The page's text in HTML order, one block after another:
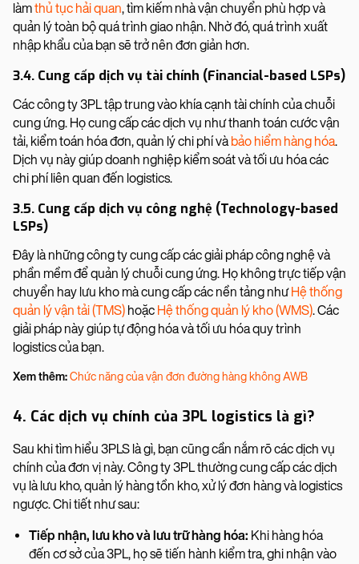
làmthủ tục hải quan, tìm kiếm nhà vận chuyển phù hợp và
quản lý toàn bộ quá trình giao nhận. Nhờ đó, quá trình xuất
nhập khẩu của bạn sẽ trở nên đơn giản hơn.
3.4. Cung cấp dịch vụ tài chính (Financial-based LSPs)
Các công ty 3PL tập trung vào khía cạnh tài chính của chuỗi
cung ứng. Họ cung cấp các dịch vụ như thanh toán cước vận
tải, kiểm toán hóa đơn, quản lý chi phí và bảo hiểm hàng hóa.
Dịch vụ này giúp doanh nghiệp kiểm soát và tối ưu hóa các
chi phí liên quan đến logistics.
3.5. Cung cấp dịch vụ công nghệ (Technology-based
LSPs)
Đây là những công ty cung cấp các giải pháp công nghệ và
phần mềm để quản lý chuỗi cung ứng. Họ không trực tiếp vận
chuyển hay lưu kho mà cung cấp các nền tảng như Hệ thống
quản lý vận tải (TMS) hoặc Hệ thống quản lý kho (WMS). Các
giải pháp này giúp tự động hóa và tối ưu hóa quy trình
logistics của bạn.
Xem thêm:Chức năng của vận đơn đường hàng không AWB
4. Các dịch vụ chính của 3PL logistics là gì?
Sau khi tìm hiểu 3PLS là gì, bạn cũng cần nắm rõ các dịch vụ
chính của đơn vị này. Công ty 3PL thường cung cấp các dịch
vụ là lưu kho, quản lý hàng tồn kho, xử lý đơn hàng và logistics
ngược. Chi tiết như sau:
Tiếp nhận, lưu kho và lưu trữ hàng hóa: Khi hàng hóa
đến cơ sở của 3PL, họ sẽ tiến hành kiểm tra, ghi nhận vào